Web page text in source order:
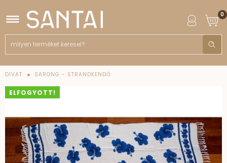
0
DIVAT SARONG - STRANDKENDŐ
ELFOGYOTT!